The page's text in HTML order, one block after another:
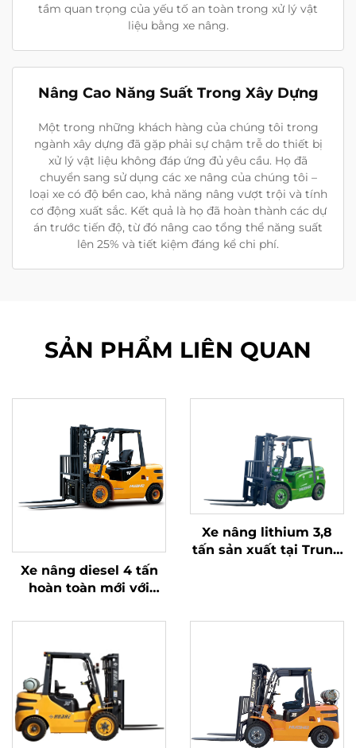
tầm quan trọng của yếu tố an toàn trong xử lý vật
liệu bằng xe nâng.
Nâng Cao Năng Suất Trong Xây Dựng
Một trong những khách hàng của chúng tôi trong
ngành xây dựng đã gặp phải sự chậm trễ do thiết bị
xử lý vật liệu không đáp ứng đủ yêu cầu. Họ đã
chuyển sang sử dụng các xe nâng của chúng tôi –
loại xe có độ bền cao, khả năng nâng vượt trội và tính
cơ động xuất sắc. Kết quả là họ đã hoàn thành các dự
án trước tiến độ, từ đó nâng cao tổng thể năng suất
lên 25% và tiết kiệm đáng kể chi phí.
SẢN PHẨM LIÊN QUAN
Xe nâng diesel 4 tấn
hoàn toàn mới với
Bản chất lượng cao
Xe nâng lithium 3,8
tấn sản xuất tại Trung